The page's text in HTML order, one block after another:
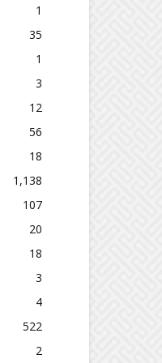
1
35
1
3
12
56
18
1,138
107
20
18
3
4
522
2